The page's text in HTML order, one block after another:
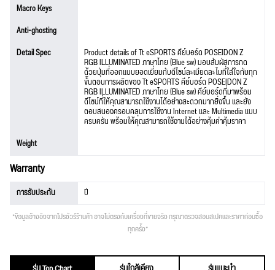
Macro Keys
Anti-ghosting
Detail Spec
Product details of Tt eSPORTS คีย์บอร์ด POSEIDON Z
RGB ILLUMINATED ภาษาไทย (Blue sw) มอบสัมผัสการกด
ด้วยปุ่มที่ออกแบบยอดเยี่ยมกับดีไซน์ละเมียดละไมที่ใส่ใจกับทุก
ขั้นตอนการผลิตของ Tt eSPORTS คีย์บอร์ด POSEIDON Z
RGB ILLUMINATED ภาษาไทย (Blue sw) คีย์บอร์ดที่มาพร้อม
ดีไซน์ที่ให้คุณสามารถใช้งานได้อย่างสะดวกมากยิ่งขึ้น เเละยัง
ตอบสนองครอบคลุมการใช้งาน Internet และ Multimedia แบบ
ครบครัน พร้อมให้คุณสามารถใช้งานได้อย่างคุ้มค่าคุ้มราคา
Weight
Warranty
การรับประกัน ปี
*ข้อมูลอ้างอิงจากโปรชัวร์ร้านค้า อาจไม่ตรงกับเครื่องที่ขายจริง กรุณาตรวจสอบสเปคและราคาก่อนซื้อ
ทุกครั้ง*